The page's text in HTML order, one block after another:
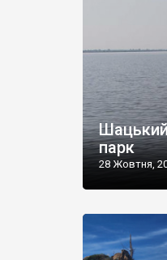
парк
28 Жовтня,